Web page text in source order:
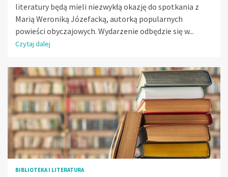
literatury będą mieli niezwykłą okazję do spotkania z
Marią Weroniką Józefacką, autorką popularnych
powieści obyczajowych. Wydarzenie odbędzie się w...
Czytaj dalej
BIBLIOTEKA I LITERATURA